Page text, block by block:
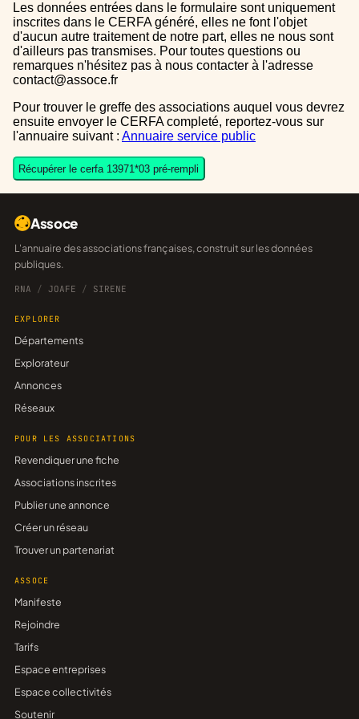
Les données entrées dans le formulaire sont uniquement
inscrites dans le CERFA généré, elles ne font l'objet
d'aucun autre traitement de notre part, elles ne nous sont
d'ailleurs pas transmises. Pour toutes questions ou
remarques n'hésitez pas à nous contacter à l'adresse
contact@assoce.fr
Pour trouver le greffe des associations auquel vous devrez
ensuite envoyer le CERFA completé, reportez-vous sur
l'annuaire suivant : Annuaire service public
Récupérer le cerfa 13971*03 pré-rempli
Assoce
L'annuaire des associations françaises, construit sur les données
publiques.
RNA / JOAFE / SIRENE
EXPLORER
Départements
Explorateur
Annonces
Réseaux
POUR LES ASSOCIATIONS
Revendiquer une fiche
Associations inscrites
Publier une annonce
Créer un réseau
Trouver un partenariat
ASSOCE
Manifeste
Rejoindre
Tarifs
Espace entreprises
Espace collectivités
Soutenir